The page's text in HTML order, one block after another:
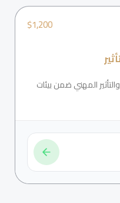
$1,200
المهني ضمن بيئات